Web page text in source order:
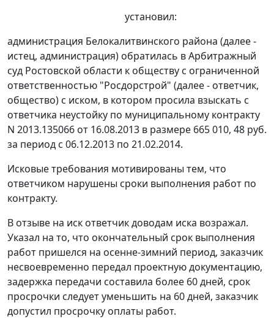
установил:
администрация Белокалитвинского района (далее -
истец, администрация) обратилась в Арбитражный
суд Ростовской области к обществу с ограниченной
ответственностью "Росдорстрой" (далее - ответчик,
общество) с иском, в котором просила взыскать с
ответчика неустойку по муниципальному контракту
N 2013.135066 от 16.08.2013 в размере 665 010, 48 руб.
за период с 06.12.2013 по 21.02.2014.
Исковые требования мотивированы тем, что
ответчиком нарушены сроки выполнения работ по
контракту.
В отзыве на иск ответчик доводам иска возражал.
Указал на то, что окончательный срок выполнения
работ пришелся на осенне-зимний период, заказчик
несвоевременно передал проектную документацию,
задержка передачи составила более 60 дней, срок
просрочки следует уменьшить на 60 дней, заказчик
допустил просрочку оплаты работ.